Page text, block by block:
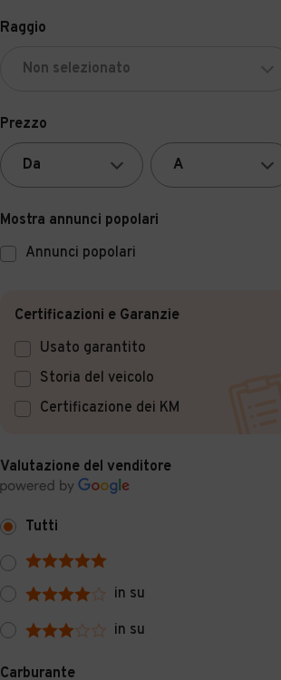
Raggio
Prezzo
Mostra annunci popolari
Annunci popolari
Certificazioni e Garanzie
Usato garantito
Storia del veicolo
Certificazione dei KM
Valutazione del venditore
Tutti
in su
in su
Carburante